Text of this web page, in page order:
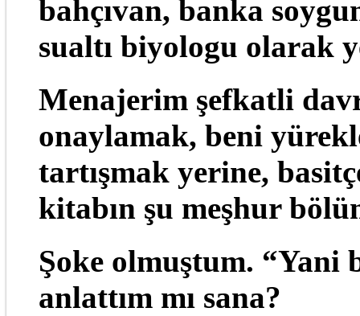
bahçıvan, banka
sualtı biyologu olarak
Menajerim şefkatli
onaylamak, beni
tartışmak yerine,
kitabın şu meşhur
Şoke olmuştum. “Yani
anlattım mı sana?